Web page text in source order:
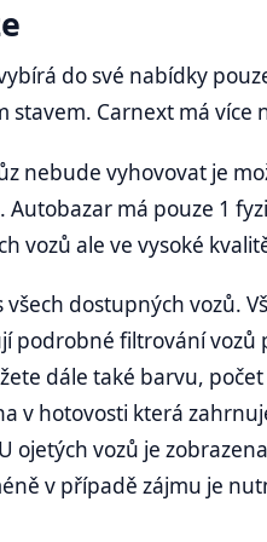
do své nabídky
Carnext má více
nebude vyhovovat je
má pouze 1
vozů ale ve vysoké
dostupných vozů.
podrobné filtrování vozů
dále také barvu,
v hotovosti která
ojetých vozů je
v případě zájmu je